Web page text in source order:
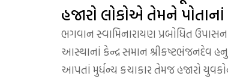
હજારો લોકોએ તેમને પોતાનાં
ભગવાન સ્વામિનારાયણ પ્રબોધિત
આસ્થાનાં કેન્દ્ર સમાન શ્રીકષ્ટભંજનદેવ
આપતાં મુર્ધન્ય કચાકાર તેમજ હજારો